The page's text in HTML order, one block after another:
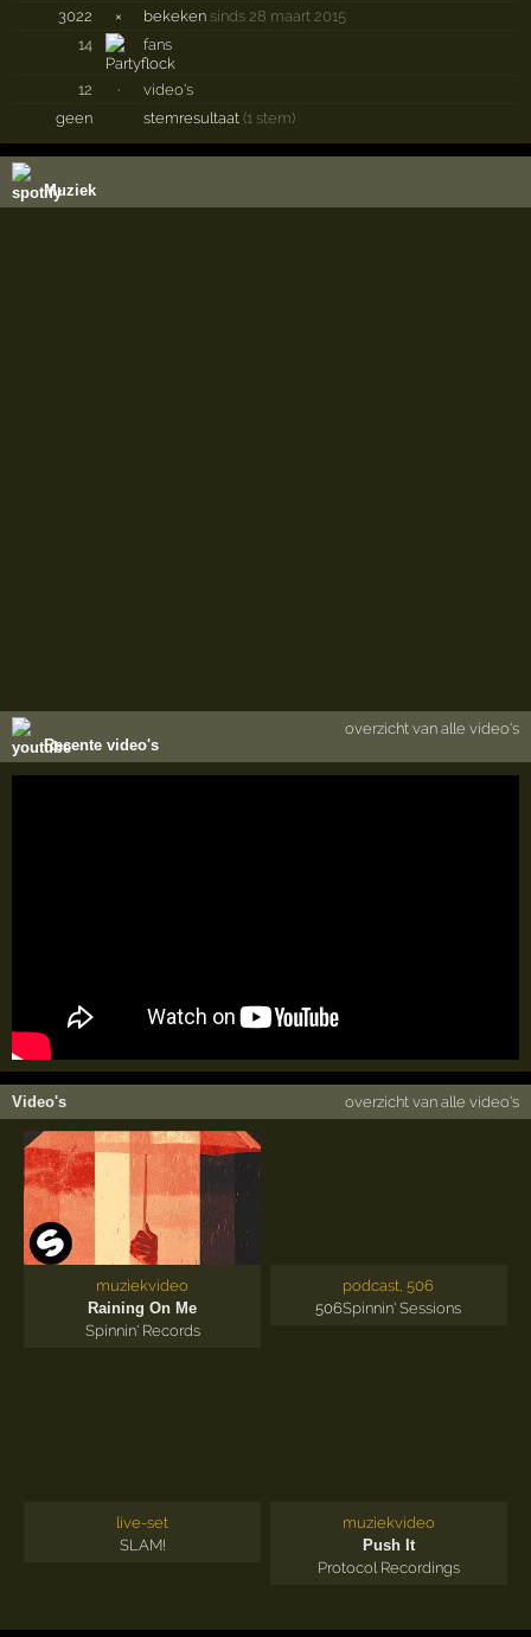
3022
× bekeken sinds 28 maart 2015
14
fans
12 ·
video's
geen
stemresultaat(1 stem)
Muziek
Recente video's
overzicht van alle video's
Video's overzicht van alle video's
muziekvideo
Raining On Me
Spinnin' Records
podcast, 506
506Spinnin' Sessions
live-set
SLAM!
muziekvideo
Push It
Protocol Recordings